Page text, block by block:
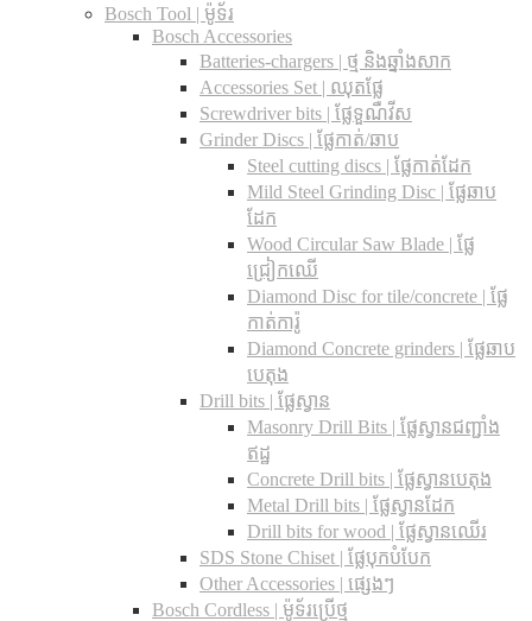
Bosch Tool | ម៉ូទ័រ
Bosch Accessories
Batteries-chargers | ថ្ម និងឆ្នាំងសាក
Accessories Set | ឈុតផ្លែ
Screwdriver bits | ផ្លែទួណឺវីស
Grinder Discs |​ ផ្លែកាត់/ឆាប
Steel cutting discs |​ ផ្លែកាត់ដែក
Mild Steel Grinding Disc | ផ្លែឆាប
ដែក
Wood Circular Saw Blade | ផ្លែ
ជ្រៀកឈើ
Diamond Disc for tile/concrete​ | ផ្លែ
កាត់ការ៉ូ
Diamond Concrete grinders | ផ្លែឆាប
បេតុង
Drill bits |​ ផ្លែស្វាន
Masonry Drill Bits |​ ផ្លែស្វានជញ្ជាំង
ឥដ្ឋ
Concrete Drill bits |​ ផ្លែស្វានបេតុង
Metal Drill bits |​ ផ្លែស្វានដែក
Drill bits for wood |​ ផ្លែស្វានឈើរ
SDS Stone Chiset |​ ផ្លែបុកបំបែក
Other Accessories | ផ្សេងៗ
Bosch Cordless | ម៉ូទ័រប្រើថ្ម